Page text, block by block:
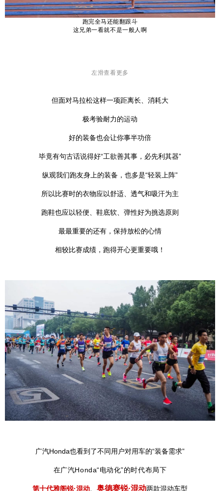
跑完全马还能翻跟斗
这兄弟一看就不是一般人啊
左滑查看更多
但面对马拉松这样一项距离长、消耗大
极考验耐力的运动
好的装备也会让你事半功倍
毕竟有句古话说得好“工欲善其事，必先利其器”
纵观我们跑友身上的装备，也多是“轻装上阵”
所以比赛时的衣物应以舒适、透气和吸汗为主
跑鞋也应以轻便、鞋底软、弹性好为挑选原则
最最重要的还有，保持放松的心情
相较比赛成绩，跑得开心更重要哦！
广汽Honda也看到了不同用户对用车的“装备需求”
在广汽Honda“电动化”的时代布局下
第十代雅阁锐·混动 奥德赛锐·混动两款混动车型